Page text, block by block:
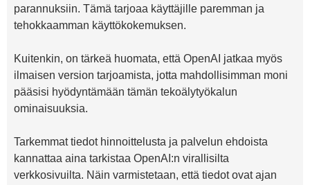
parannuksiin. Tämä tarjoaa käyttäjille paremman ja
tehokkaamman käyttökokemuksen.
Kuitenkin, on tärkeä huomata, että OpenAI jatkaa myös
ilmaisen version tarjoamista, jotta mahdollisimman moni
pääsisi hyödyntämään tämän tekoälytyökalun
ominaisuuksia.
Tarkemmat tiedot hinnoittelusta ja palvelun ehdoista
kannattaa aina tarkistaa OpenAI:n virallisilta
verkkosivuilta. Näin varmistetaan, että tiedot ovat ajan